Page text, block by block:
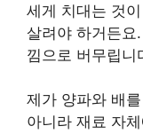
세게 치대는 것
살려야 하거든요
낌으로 버무립니
제가 양파와 배
아니라 재료 자